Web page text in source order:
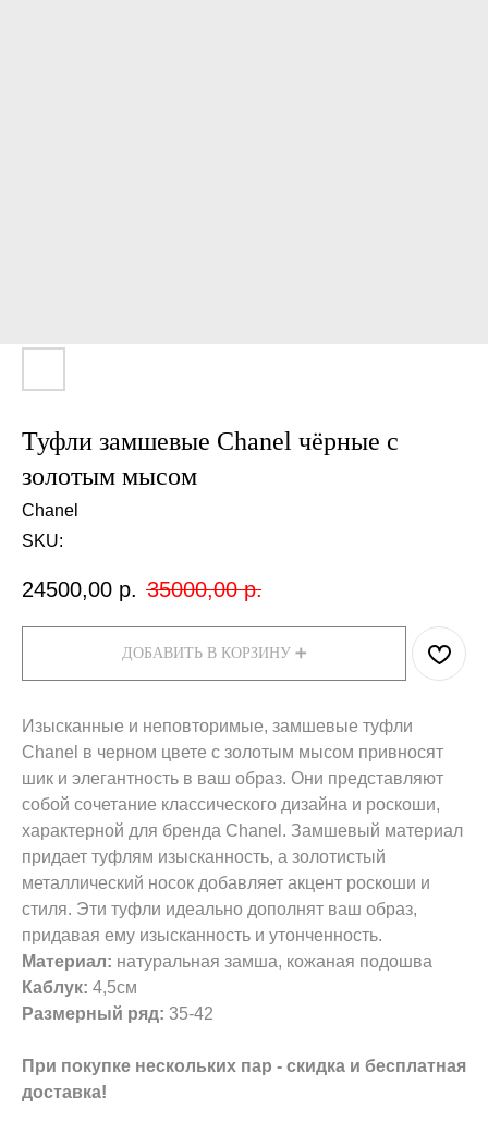
Туфли замшевые Chanel чёрные с
золотым мысом
Chanel
SKU:
24500,00 р. 35000,00 р.
ДОБАВИТЬ В КОРЗИНУ ➕
Изысканные и неповторимые, замшевые туфли
Chanel в черном цвете с золотым мысом привносят
шик и элегантность в ваш образ. Они представляют
собой сочетание классического дизайна и роскоши,
характерной для бренда Chanel. Замшевый материал
придает туфлям изысканность, а золотистый
металлический носок добавляет акцент роскоши и
стиля. Эти туфли идеально дополнят ваш образ,
придавая ему изысканность и утонченность.
Материал: натуральная замша, кожаная подошва
Каблук: 4,5см
Размерный ряд: 35-42
При покупке нескольких пар - скидка и бесплатная
доставка!